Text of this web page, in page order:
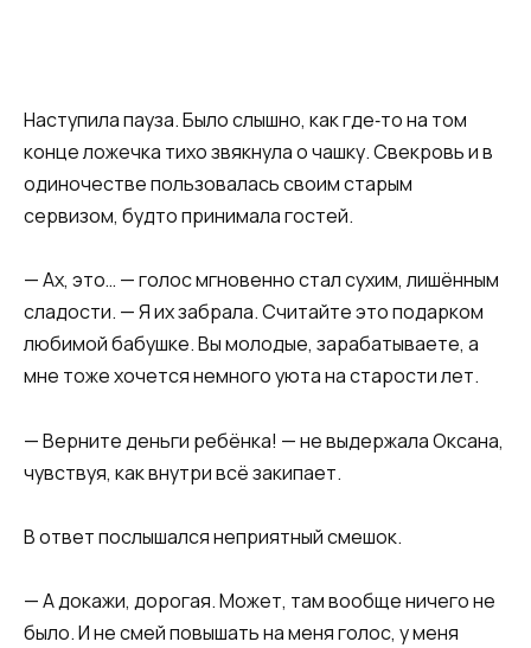
Наступила пауза. Было слышно, как где‑то на том
конце ложечка тихо звякнула о чашку. Свекровь и в
одиночестве пользовалась своим старым
сервизом, будто принимала гостей.
— Ах, это… — голос мгновенно стал сухим, лишённым
сладости. — Я их забрала. Считайте это подарком
любимой бабушке. Вы молодые, зарабатываете, а
мне тоже хочется немного уюта на старости лет.
— Верните деньги ребёнка! — не выдержала Оксана,
чувствуя, как внутри всё закипает.
В ответ послышался неприятный смешок.
— А докажи, дорогая. Может, там вообще ничего не
было. И не смей повышать на меня голос, у меня